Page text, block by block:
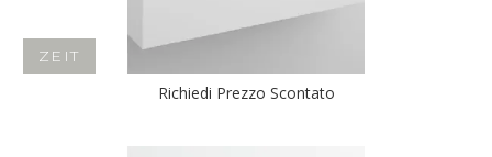
ZEIT
Richiedi Prezzo Scontato